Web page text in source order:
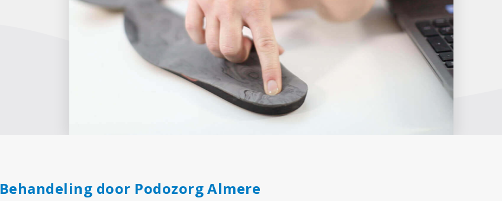
Behandeling door Podozorg Almere